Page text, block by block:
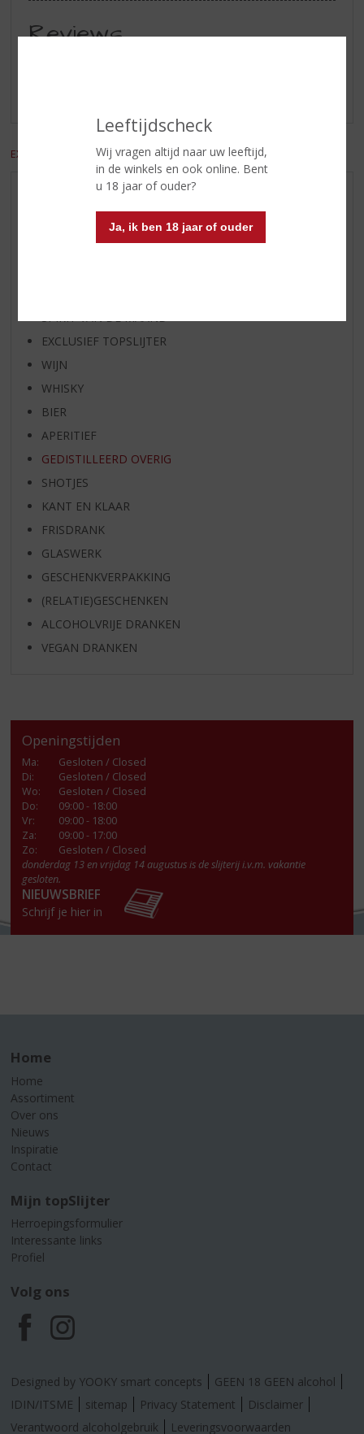
Leeftijdscheck
Wij vragen altijd naar uw leeftijd,
in de winkels en ook online. Bent
u 18 jaar of ouder?
Ja, ik ben 18 jaar of ouder
Reviews
EXCL. BTW INCL. BTW
WIJN VAN DE MAAND
WHISKY VAN DE MAAND
EXCLUSIEF TOPSLIJTER
WIJN
WHISKY
BIER
APERITIEF
GEDISTILLEERD OVERIG
SHOTJES
KANT EN KLAAR
FRISDRANK
GLASWERK
GESCHENKVERPAKKING
(RELATIE)GESCHENKEN
ALCOHOLVRIJE DRANKEN
VEGAN DRANKEN
Openingstijden
Ma:
Gesloten / Closed
Di:
Gesloten / Closed
Wo:
Gesloten / Closed
Do:
09:00 - 18:00
Vr:
09:00 - 18:00
Za:
09:00 - 17:00
Zo:
Gesloten / Closed
donderdag 13 en vrijdag 14 augustus is de slijterij i.v.m. vakantie
gesloten.
NIEUWSBRIEF
Schrijf je hier in
Home
Home
Assortiment
Over ons
Nieuws
Inspiratie
Contact
Mijn topSlijter
Herroepingsformulier
Interessante links
Profiel
Volg ons
F
a
c
I
n
s
Designed by YOOKY smart concepts
GEEN 18 GEEN alcohol
IDIN/ITSME
sitemap Privacy Statement
Disclaimer
Verantwoord alcoholgebruik
Leveringsvoorwaarden